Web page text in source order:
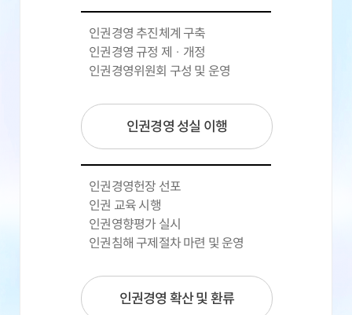
인권경영 추진체계 구축
인권경영 규정 제 · 개정
인권경영위원회 구성 및 운영
인권경영 성실 이행
인권경영헌장 선포
인권 교육 시행
인권영향평가 실시
인권침해 구제절차 마련 및 운영
인권경영 확산 및 환류